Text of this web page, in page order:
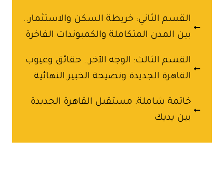
القسم الثاني: خريطة السكن والاستثمار..
بين المدن المتكاملة والكمبوندات الفاخرة
القسم الثالث: الوجه الآخر.. حقائق وعيوب
القاهرة الجديدة ونصيحة الخبير النهائية
خاتمة شاملة: مستقبل القاهرة الجديدة
بين يديك